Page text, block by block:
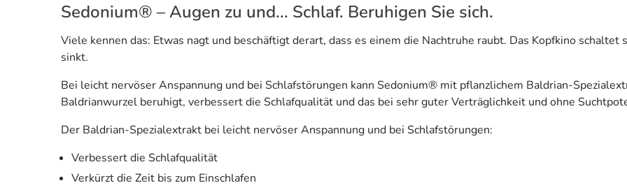
Sedonium® – Augen zu und... Schlaf. Beruhigen Sie sich.
Viele kennen das: Etwas nagt und beschäftigt derart, dass es einem die Nachtruhe raubt. Das Kopfkino schaltet
sinkt.
Bei leicht nervöser Anspannung und bei Schlafstörungen kann Sedonium® mit pflanzlichem Baldrian-
Baldrianwurzel beruhigt, verbessert die Schlafqualität und das bei sehr guter Verträglichkeit und ohne
Der Baldrian-Spezialextrakt bei leicht nervöser Anspannung und bei Schlafstörungen:
Verbessert die Schlafqualität
Verkürzt die Zeit bis zum Einschlafen